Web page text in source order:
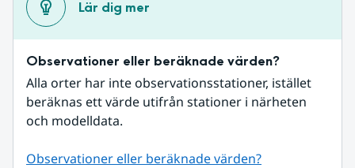
Lär dig mer
Observationer eller beräknade värden?
Alla orter har inte observationsstationer, istället
beräknas ett värde utifrån stationer i närheten
och modelldata.
Observationer eller beräknade värden?